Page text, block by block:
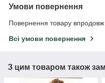
Умови повернення
Повернення товару впродовж
Всі умови повернення
З цим товаром також